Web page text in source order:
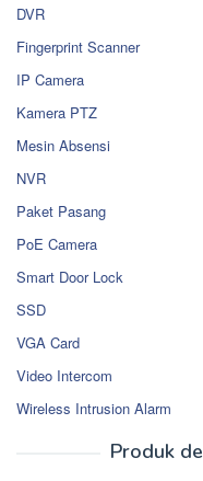
DVR
Fingerprint Scanner
IP Camera
Kamera PTZ
Mesin Absensi
NVR
Paket Pasang
PoE Camera
Smart Door Lock
SSD
VGA Card
Video Intercom
Wireless Intrusion Alarm
Produk